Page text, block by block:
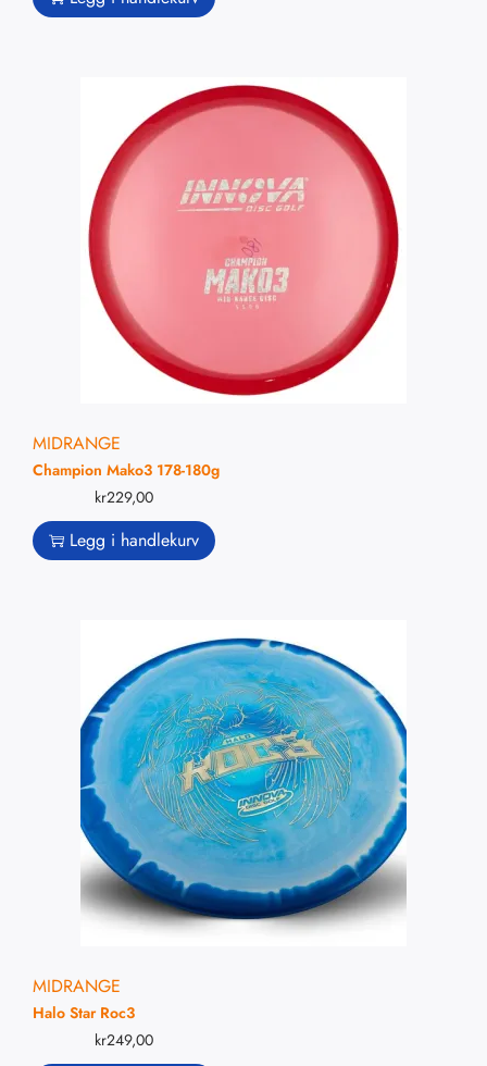
MIDRANGE
Champion Mako3 178-180g
kr229,00
Legg i handlekurv
MIDRANGE
Halo Star Roc3
kr249,00